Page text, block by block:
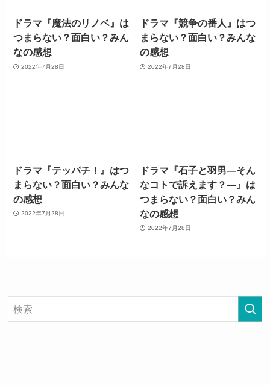
ドラマ『魔法のリノベ』は
つまらない？面白い？みん
なの感想
2022年7月28日
ドラマ『競争の番人』はつ
まらない？面白い？みんな
の感想
2022年7月28日
ドラマ『テッパチ！』はつ
まらない？面白い？みんな
の感想
2022年7月28日
ドラマ『石子と羽男―そん
なコトで訴えます？―』は
つまらない？面白い？みん
なの感想
2022年7月28日